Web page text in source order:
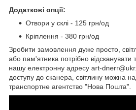
Додаткові опції:
Отвори у склі - 125 грн/од
Кріплення - 380 грн/од
Зробити замовлення дуже просто,
або пам'ятника потрібно відсканувати
нашу електронну адресу art-
доступу до сканера, світлину можна
транспортне агентство "Нова Пошта".